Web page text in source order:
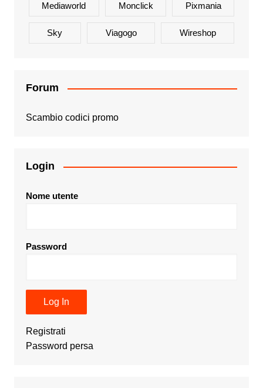
Mediaworld Monclick Pixmania
Sky Viagogo Wireshop
Forum
Scambio codici promo
Login
Nome utente
Password
Registrati
Password persa